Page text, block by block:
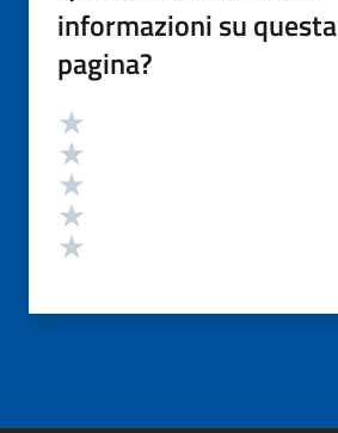
informazioni su questa
pagina?
Valutazione